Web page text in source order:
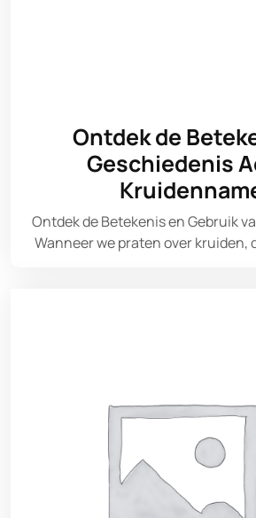
Ontdek de
Geschiedenis
Ontdek de Betekenis en Gebruik
Wanneer we praten over kruiden,